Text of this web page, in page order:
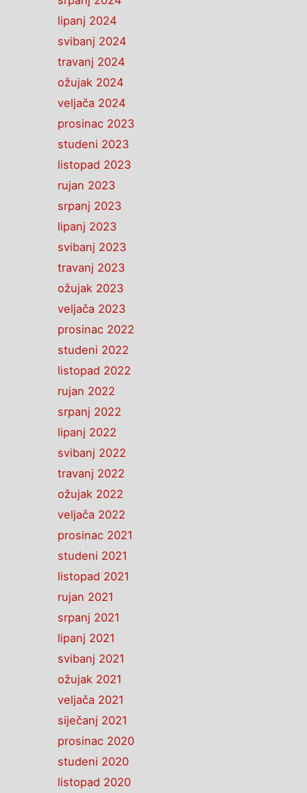
lipanj 2024
svibanj 2024
travanj 2024
ožujak 2024
veljača 2024
prosinac 2023
studeni 2023
listopad 2023
rujan 2023
srpanj 2023
lipanj 2023
svibanj 2023
travanj 2023
ožujak 2023
veljača 2023
prosinac 2022
studeni 2022
listopad 2022
rujan 2022
srpanj 2022
lipanj 2022
svibanj 2022
travanj 2022
ožujak 2022
veljača 2022
prosinac 2021
studeni 2021
listopad 2021
rujan 2021
srpanj 2021
lipanj 2021
svibanj 2021
ožujak 2021
veljača 2021
siječanj 2021
prosinac 2020
studeni 2020
listopad 2020